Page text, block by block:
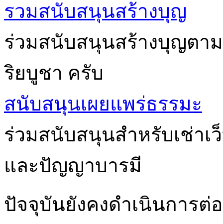
รวมสนับสนุนสร้างบุญ
ร่วมสนับสนุนสร้างบุญตา
ริยบูชา ครับ
สนับสนุนเผยแพร่ธรรมะ
ร่วมสนับสนุนสำหรับเช่าเ
และปัญญาบารมี
ปัจจุบันยังคงดำเนินการต่